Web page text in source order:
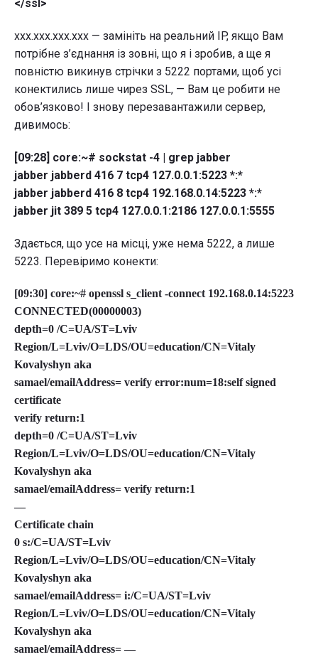
</ssl>
xxx.xxx.xxx.xxx — замініть на реальний IP, якщо Вам
потрібне з’єднання із зовні, що я і зробив, а ще я
повністю викинув стрічки з 5222 портами, щоб усі
конектились лише чирез SSL, — Вам це робити не
обов’язково! І знову перезавантажили сервер,
дивимось:
[09:28] core:~# sockstat -4 | grep jabber
jabber jabberd 416 7 tcp4 127.0.0.1:5223 *:*
jabber jabberd 416 8 tcp4 192.168.0.14:5223 *:*
jabber jit 389 5 tcp4 127.0.0.1:2186 127.0.0.1:5555
Здається, що усе на місці, уже нема 5222, а лише
5223. Перевіримо конекти:
[09:30] core:~# openssl s_client -connect 192.168.0.14:5223
CONNECTED(00000003)
depth=0 /C=UA/ST=Lviv
Region/L=Lviv/O=LDS/OU=education/CN=Vitaly
Kovalyshyn aka
samael/emailAddress= verify error:num=18:self signed
certificate
verify return:1
depth=0 /C=UA/ST=Lviv
Region/L=Lviv/O=LDS/OU=education/CN=Vitaly
Kovalyshyn aka
samael/emailAddress= verify return:1
—
Certificate chain
0 s:/C=UA/ST=Lviv
Region/L=Lviv/O=LDS/OU=education/CN=Vitaly
Kovalyshyn aka
samael/emailAddress= i:/C=UA/ST=Lviv
Region/L=Lviv/O=LDS/OU=education/CN=Vitaly
Kovalyshyn aka
samael/emailAddress= —